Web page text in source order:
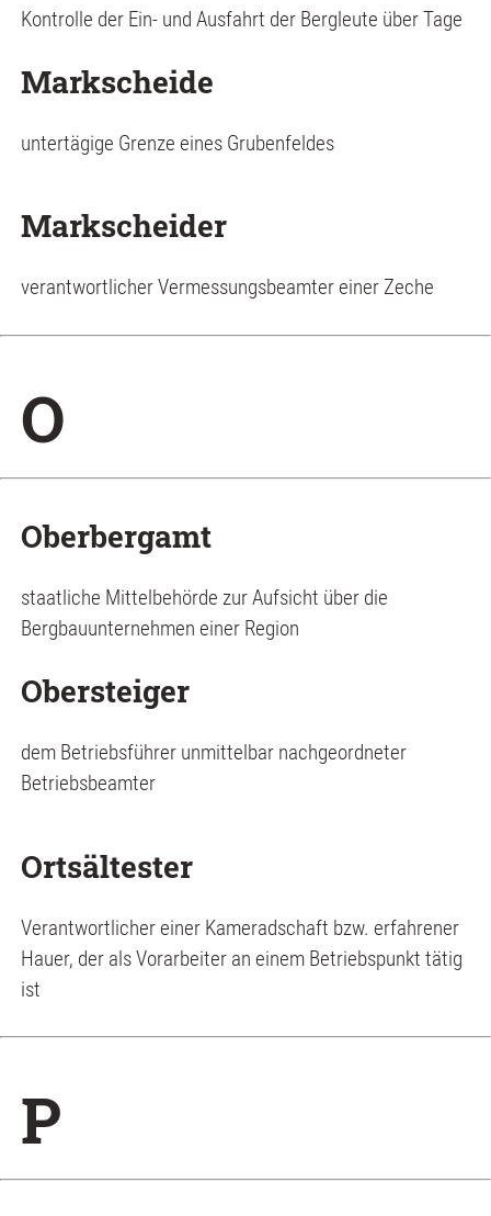
Kontrolle der Ein- und Ausfahrt der Bergleute über Tage
Markscheide
untertägige Grenze eines Grubenfeldes
Markscheider
verantwortlicher Vermessungsbeamter einer Zeche
O
Oberbergamt
staatliche Mittelbehörde zur Aufsicht über die
Bergbauunternehmen einer Region
Obersteiger
dem Betriebsführer unmittelbar nachgeordneter
Betriebsbeamter
Ortsältester
Verantwortlicher einer Kameradschaft bzw. erfahrener
Hauer, der als Vorarbeiter an einem Betriebspunkt tätig
ist
P